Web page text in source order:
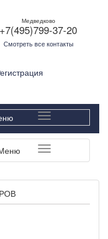
Медведково
+7(495)799-37-20
Смотреть все контакты